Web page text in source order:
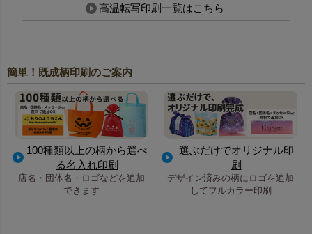
高温転写印刷一覧はこちら
簡単！既成柄印刷のご案内
100種類以上の柄から選べ
る名入れ印刷
店名・団体名・ロゴなどを追加
できます
選ぶだけでオリジナル印
刷
デザイン済みの柄にロゴを追加
してフルカラー印刷